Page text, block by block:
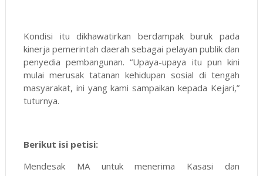
Kondisi itu dikhawatirkan berdampak buruk pada
kinerja pemerintah daerah sebagai pelayan publik dan
penyedia pembangunan. “Upaya-upaya itu pun kini
mulai merusak tatanan kehidupan sosial di tengah
masyarakat, ini yang kami sampaikan kepada Kejari,”
tuturnya.
Berikut isi petisi:
Mendesak MA untuk menerima Kasasi dan